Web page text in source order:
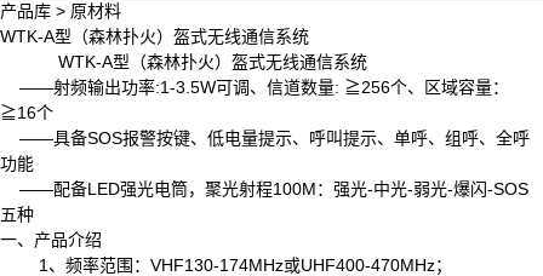
产品库 > 原材料
WTK-A型（森林扑火）盔式无线通信系统
WTK-A型（森林扑火）盔式无线通信系统
——射频输出功率:1-3.5W可调、信道数量: ≧256个、区域容量：
≧16个
——具备SOS报警按键、低电量提示、呼叫提示、单呼、组呼、全呼
功能
——配备LED强光电筒，聚光射程100M：强光-中光-弱光-爆闪-SOS
五种
一、产品介绍
1、频率范围：VHF130-174MHz或UHF400-470MHz；